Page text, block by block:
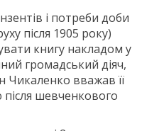
і потреби доби
після 1905 року)
книгу накладом у
громадський діяч,
Чикаленко вважав її
шевченкового